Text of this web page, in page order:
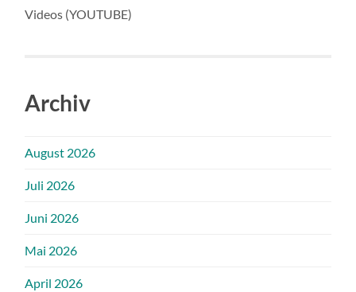
Videos (YOUTUBE)
Archiv
August 2026
Juli 2026
Juni 2026
Mai 2026
April 2026